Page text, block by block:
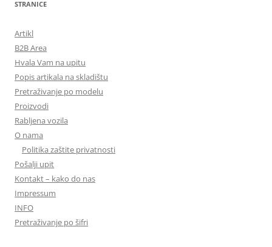
STRANICE
Artikl
B2B Area
Hvala Vam na upitu
Popis artikala na skladištu
Pretraživanje po modelu
Proizvodi
Rabljena vozila
O nama
Politika zaštite privatnosti
Pošalji upit
Kontakt – kako do nas
Impressum
INFO
Pretraživanje po šifri